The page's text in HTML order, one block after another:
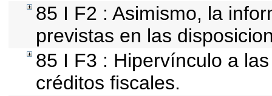
85 I F2 : Asimismo, la
previstas en las
85 I F3 : Hipervínculo a
créditos fiscales.